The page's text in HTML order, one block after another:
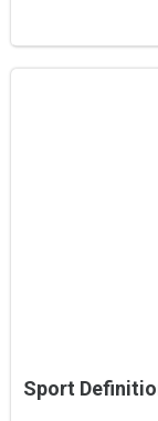
Sport